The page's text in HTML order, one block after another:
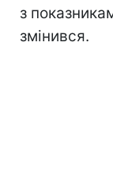
з
змінився.